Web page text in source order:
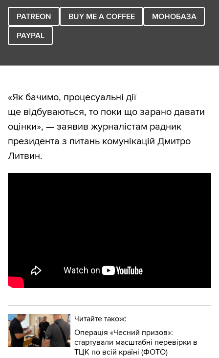
PATREON BUY ME A COFFEE
МОНОБАЗА
PAYPAL
«Як бачимо, процесуальні дії
ще відбуваються, то поки що зарано давати
оцінки», — заявив журналістам радник
президента з питань комунікацій Дмитро
Литвин.
Читайте також:
Операція «Чесний призов»:
стартували масштабні перевірки в
ТЦК по всій країні (ФОТО)